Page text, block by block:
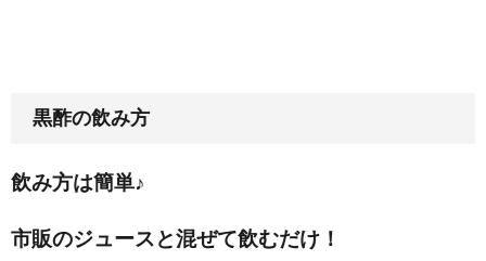
黒酢の飲み方
飲み方は簡単♪
市販のジュースと混ぜて飲むだけ！